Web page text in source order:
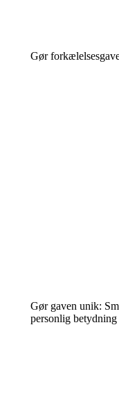
Gør
Gør gaven unik:
personlig betydning